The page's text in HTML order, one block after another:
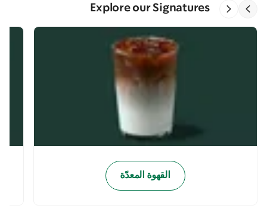
Explore our Signatures
القهوة المعدّة